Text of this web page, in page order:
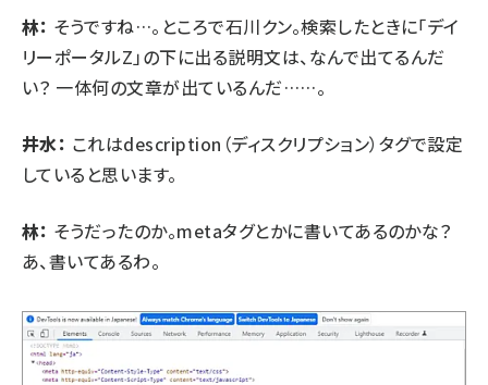
林： そうですね…。ところで石川クン。検索したときに「デイ
リーポータルZ」の下に出る説明文は、なんで出てるんだ
い？ 一体何の文章が出ているんだ……。
井水： これはdescription（ディスクリプション）タグで設定
していると思います。
林： そうだったのか。metaタグとかに書いてあるのかな？
あ、書いてあるわ。